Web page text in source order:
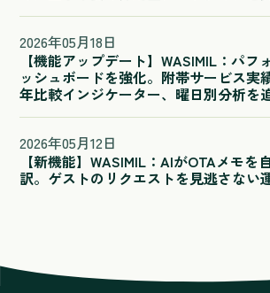
2026年05月18日
【機能アップデート】WASIMIL：パフ
ッシュボードを強化。附帯サービス実
年比較インジケーター、曜日別分析を
2026年05月12日
【新機能】WASIMIL：AIがOTAメモを
訳。ゲストのリクエストを見逃さない